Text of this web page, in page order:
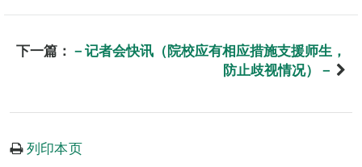
下一篇： －记者会快讯（院校应有相应措施支援师生，
防止歧视情况）－
列印本页